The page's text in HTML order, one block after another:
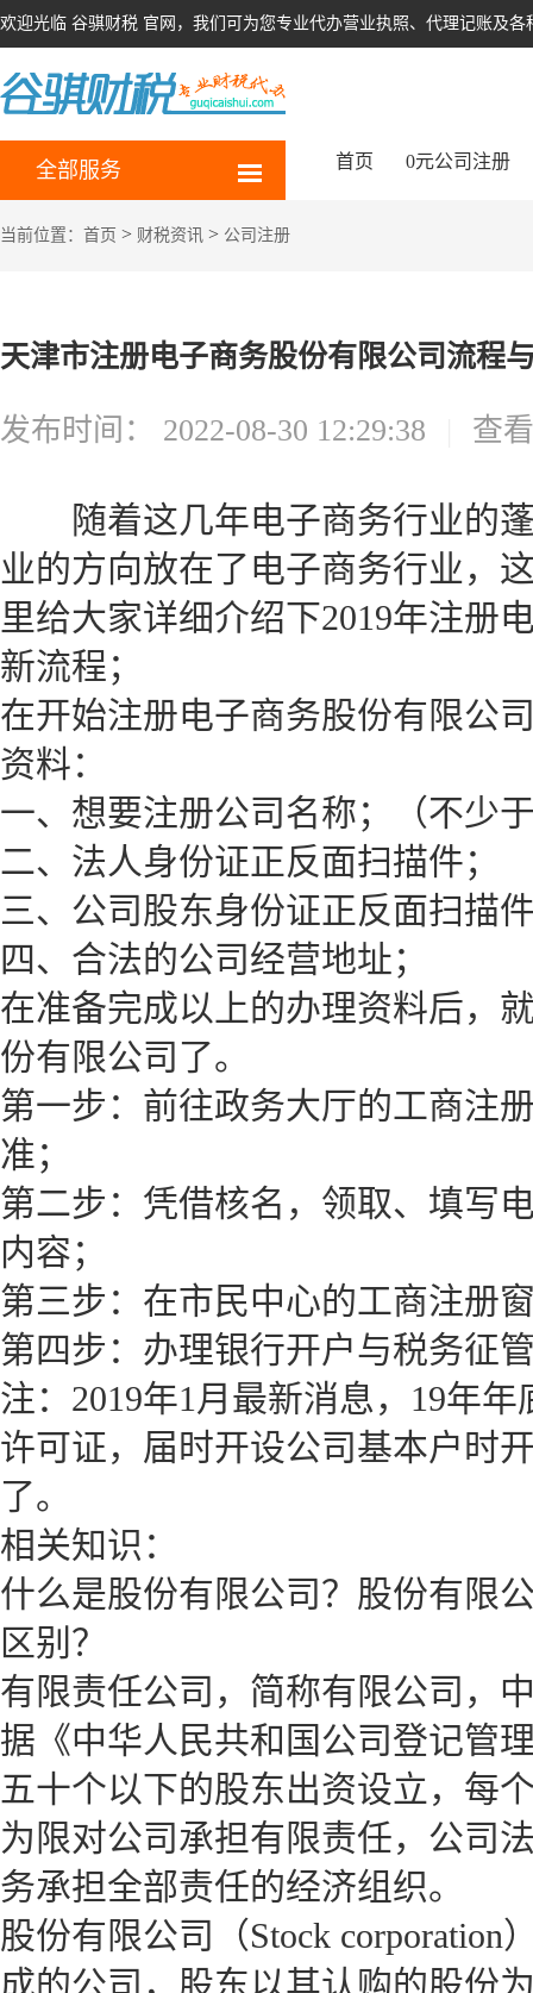
欢迎光临 谷骐财税 官网，我们可为您专业代办营业执照、代理记账及各
全部服务 首页 0元公司注册
当前位置： 首页 > 财税资讯 > 公司注册
天津市注册电子商务股份有限公司流程
发布时间： 2022-08-30 12:29:38 查
随着这几年电子商务行业的蓬
业的方向放在了电子商务行业，
里给大家详细介绍下2019年注册
新流程；
在开始注册电子商务股份有限公
资料：
一、想要注册公司名称；（不少
二、法人身份证正反面扫描件；
三、公司股东身份证正反面扫描
四、合法的公司经营地址；
在准备完成以上的办理资料后，
份有限公司了。
第一步：前往政务大厅的工商注
准；
第二步：凭借核名，领取、填写
内容；
第三步：在市民中心的工商注册
第四步：办理银行开户与税务征
注：2019年1月最新消息，19年
许可证，届时开设公司基本户时
了。
相关知识：
什么是股份有限公司？股份有限
区别？
有限责任公司，简称有限公司，
据《中华人民共和国公司登记管
五十个以下的股东出资设立，每
为限对公司承担有限责任，公司
务承担全部责任的经济组织。
股份有限公司（Stock corporation
成的公司，股东以其认购的股份